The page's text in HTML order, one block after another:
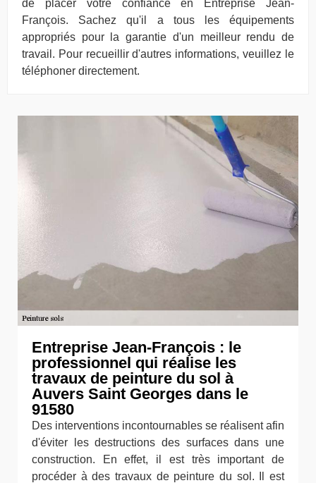
de placer votre confiance en Entreprise Jean-
François. Sachez qu'il a tous les équipements
appropriés pour la garantie d'un meilleur rendu de
travail. Pour recueillir d'autres informations, veuillez le
téléphoner directement.
Entreprise Jean-François : le
professionnel qui réalise les
travaux de peinture du sol à
Auvers Saint Georges dans le
91580
Des interventions incontournables se réalisent afin
d'éviter les destructions des surfaces dans une
construction. En effet, il est très important de
procéder à des travaux de peinture du sol. Il est